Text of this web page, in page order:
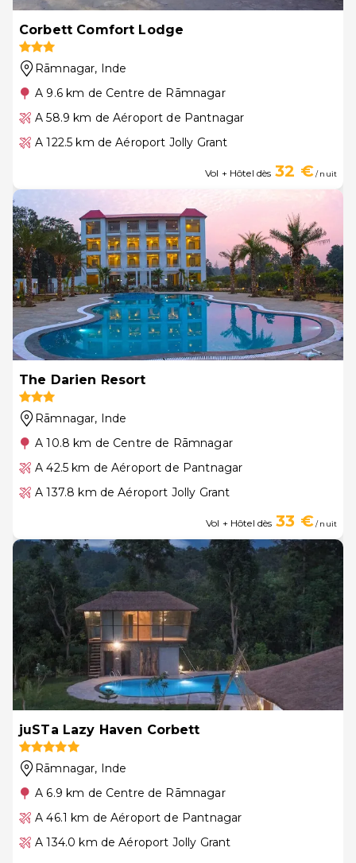
Corbett Comfort Lodge
Rāmnagar, Inde
A 9.6 km de Centre de Rāmnagar
A 58.9 km de Aéroport de Pantnagar
A 122.5 km de Aéroport Jolly Grant
Vol + Hôtel dès 32 €/ nuit
The Darien Resort
Rāmnagar, Inde
A 10.8 km de Centre de Rāmnagar
A 42.5 km de Aéroport de Pantnagar
A 137.8 km de Aéroport Jolly Grant
Vol + Hôtel dès 33 €/ nuit
juSTa Lazy Haven Corbett
Rāmnagar, Inde
A 6.9 km de Centre de Rāmnagar
A 46.1 km de Aéroport de Pantnagar
A 134.0 km de Aéroport Jolly Grant